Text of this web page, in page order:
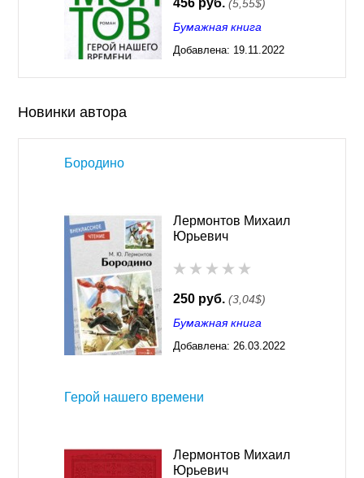
456 руб. (5,55$)
Бумажная книга
Добавлена: 19.11.2022
Новинки автора
Бородино
Лермонтов Михаил
Юрьевич
250 руб. (3,04$)
Бумажная книга
Добавлена: 26.03.2022
Герой нашего времени
Лермонтов Михаил
Юрьевич